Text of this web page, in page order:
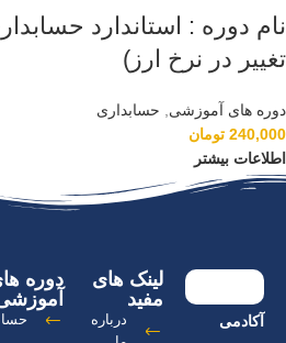
تغییر در نرخ ارز)
دوره های آموزشی, حسابداری
240,000 تومان
اطلاعات بیشتر
آکادمی
لینک های
مفید
درباره
دوره